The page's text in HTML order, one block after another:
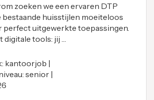
zoeken we een ervaren DTP
bestaande huisstijlen moeiteloos
perfect uitgewerkte toepassingen.
digitale tools: jij …
kantoorjob |
senior |